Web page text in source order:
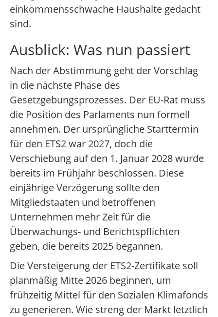
einkommensschwache Haushalte gedacht
sind.
Ausblick: Was nun passiert
Nach der Abstimmung geht der Vorschlag
in die nächste Phase des
Gesetzgebungsprozesses. Der EU-Rat muss
die Position des Parlaments nun formell
annehmen. Der ursprüngliche Starttermin
für den ETS2 war 2027, doch die
Verschiebung auf den 1. Januar 2028 wurde
bereits im Frühjahr beschlossen. Diese
einjährige Verzögerung sollte den
Mitgliedstaaten und betroffenen
Unternehmen mehr Zeit für die
Überwachungs- und Berichtspflichten
geben, die bereits 2025 begannen.
Die Versteigerung der ETS2-Zertifikate soll
planmäßig Mitte 2026 beginnen, um
frühzeitig Mittel für den Sozialen Klimafonds
zu generieren. Wie streng der Markt letztlich